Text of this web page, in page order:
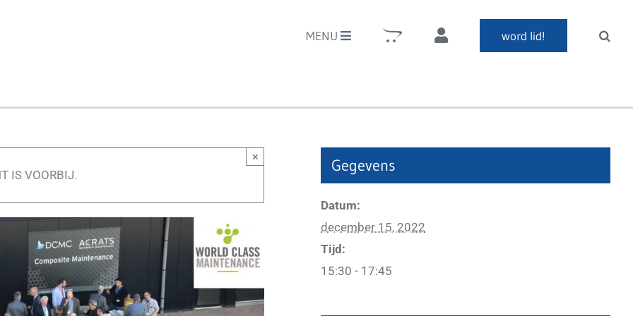
MENU word lid!
IS VOORBIJ.
× Gegevens
Datum:
december 15, 2022
Tijd:
15:30 - 17:45